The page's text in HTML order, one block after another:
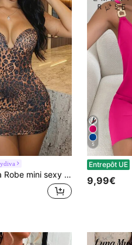
femmes avec imprimé léopard, dos nu et col licou, été
5
Entrepôt UE
9,99€